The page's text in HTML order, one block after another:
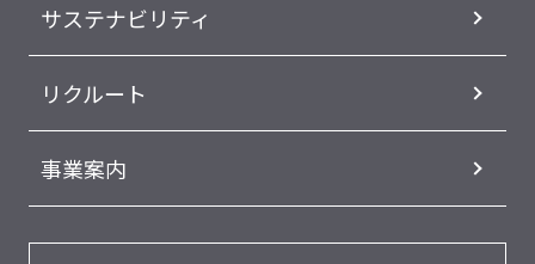
サステナビリティ
リクルート
事業案内